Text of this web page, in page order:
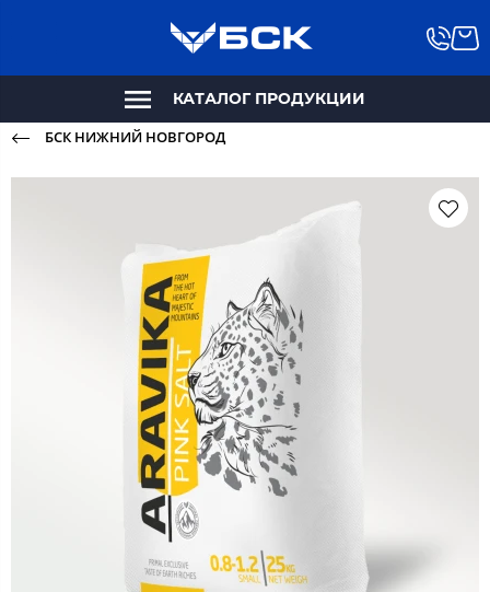
КАТАЛОГ ПРОДУКЦИИ
БСК НИЖНИЙ НОВГОРОД